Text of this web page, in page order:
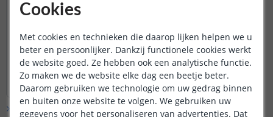
formaat?
Het betreffende profiel hebben we
alleen in 1 of 2 meter
Bekijk hele antwoord
Door maandag 12 september 2022
Vraag & antwoord
Cookies
Met cookies en technieken die daarop lijken helpen we u
beter en persoonlijker. Dankzij functionele cookies werkt
de website goed. Ze hebben ook een analytische functie.
Zo maken we de website elke dag een beetje beter.
Daarom gebruiken we technologie om uw gedrag binnen
en buiten onze website te volgen. We gebruiken uw
gegevens voor het personaliseren van advertenties. Dat